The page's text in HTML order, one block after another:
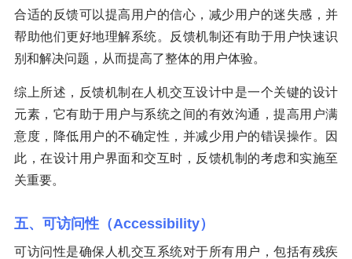
合适的反馈可以提高用户的信心，减少用户的迷失感，并
帮助他们更好地理解系统。反馈机制还有助于用户快速识
别和解决问题，从而提高了整体的用户体验。
综上所述，反馈机制在人机交互设计中是一个关键的设计
元素，它有助于用户与系统之间的有效沟通，提高用户满
意度，降低用户的不确定性，并减少用户的错误操作。因
此，在设计用户界面和交互时，反馈机制的考虑和实施至
关重要。
五、可访问性（Accessibility）
可访问性是确保人机交互系统对于所有用户，包括有残疾